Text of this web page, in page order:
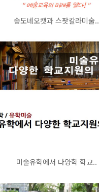
송도네오캣과 스팟칼라미술..
미술유학에서 다양학 학교..